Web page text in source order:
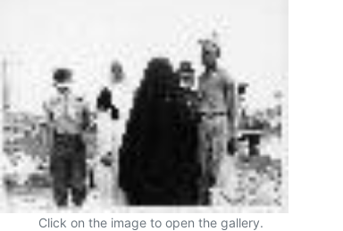
Click on the image to open the gallery.